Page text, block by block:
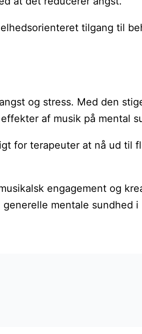
tilgang til
og stress. Med den
af musik på mental
for terapeuter at nå ud
engagement og
mentale sundhed i